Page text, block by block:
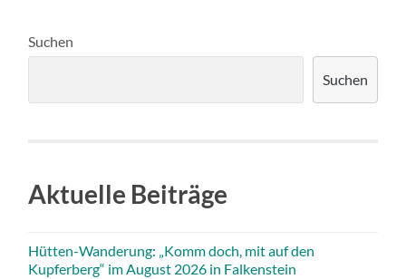
Suchen
Suchen
Aktuelle Beiträge
Hütten-Wanderung: „Komm doch, mit auf den
Kupferberg“ im August 2026 in Falkenstein